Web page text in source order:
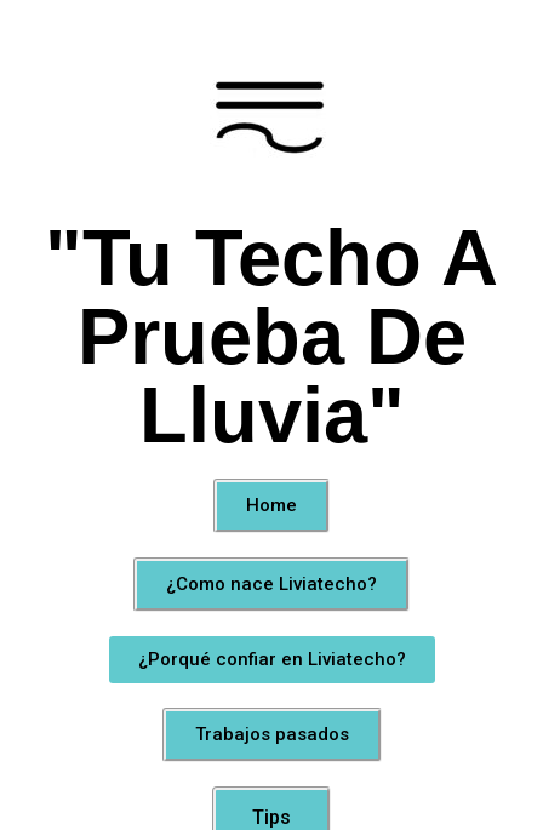
"Tu Techo A
Prueba De
Lluvia"
Home
¿Como nace Liviatecho?
¿Porqué confiar en Liviatecho?
Trabajos pasados
Tips